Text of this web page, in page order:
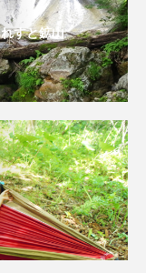
すと鉱山